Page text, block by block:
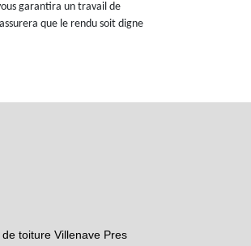
garantira un travail de
que le rendu soit digne
toiture Villenave Pres